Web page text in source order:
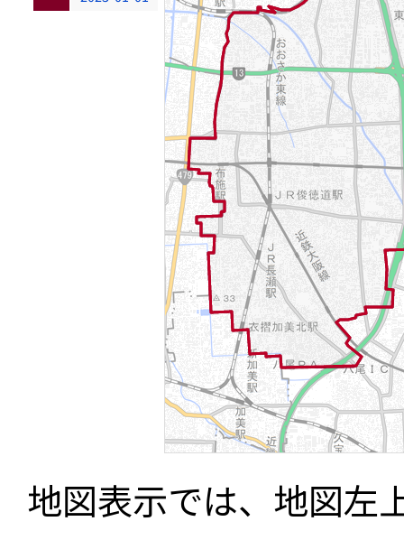
地図表示では、地図左